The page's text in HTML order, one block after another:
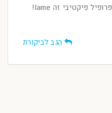
לתת לעצמכם ביקורת מפרופיל פיקטיבי זה lame!
הגב לביקורת